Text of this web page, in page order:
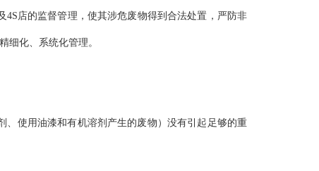
店的监督管理，使其涉危废物得到合法处置，严防非
细化、系统化管理。
、使用油漆和有机溶剂产生的废物）没有引起足够的重